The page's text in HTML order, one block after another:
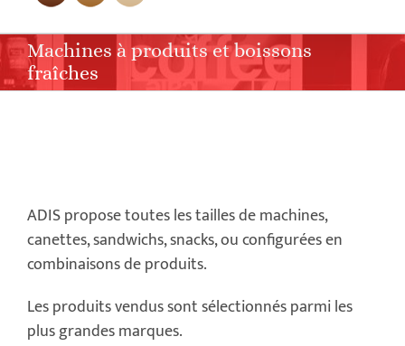
Machines à produits et boissons
fraîches
ADIS propose toutes les tailles de machines,
canettes, sandwichs, snacks, ou configurées en
combinaisons de produits.
Les produits vendus sont sélectionnés parmi les
plus grandes marques.